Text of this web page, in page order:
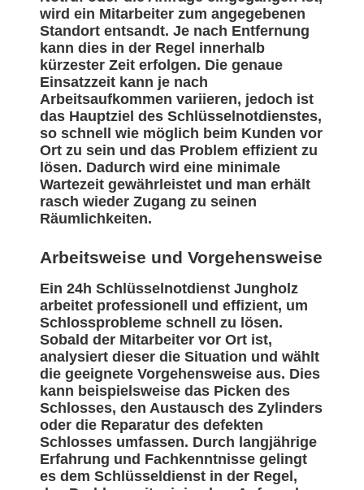
wird ein Mitarbeiter zum angegebenen
Standort entsandt. Je nach Entfernung
kann dies in der Regel innerhalb
kürzester Zeit erfolgen. Die genaue
Einsatzzeit kann je nach
Arbeitsaufkommen variieren, jedoch ist
das Hauptziel des Schlüsselnotdienstes,
so schnell wie möglich beim Kunden vor
Ort zu sein und das Problem effizient zu
lösen. Dadurch wird eine minimale
Wartezeit gewährleistet und man erhält
rasch wieder Zugang zu seinen
Räumlichkeiten.
Arbeitsweise und Vorgehensweise
Ein 24h Schlüsselnotdienst Jungholz
arbeitet professionell und effizient, um
Schlossprobleme schnell zu lösen.
Sobald der Mitarbeiter vor Ort ist,
analysiert dieser die Situation und wählt
die geeignete Vorgehensweise aus. Dies
kann beispielsweise das Picken des
Schlosses, den Austausch des Zylinders
oder die Reparatur des defekten
Schlosses umfassen. Durch langjährige
Erfahrung und Fachkenntnisse gelingt
es dem Schlüsseldienst in der Regel,